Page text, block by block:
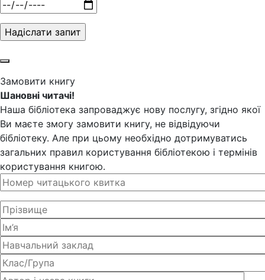
Замовити книгу
Шановні читачі!
Наша бібліотека запроваджує нову послугу, згідно якої
Ви маєте змогу замовити книгу, не відвідуючи
бібліотеку. Але при цьому необхідно дотримуватись
загальних правил користування бібліотекою і термінів
користування книгою.